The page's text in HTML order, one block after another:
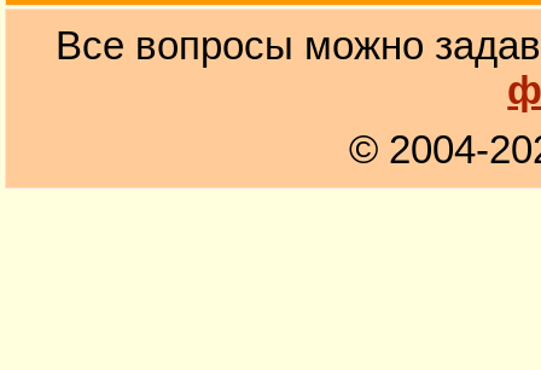
Все вопросы можно
© 2004-